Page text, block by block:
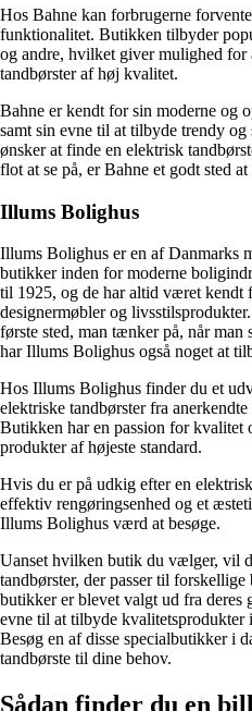
Hos Bahne kan forbrugerne
funktionalitet. Butikken tilbyder
og andre, hvilket giver mulighed
tandbørster af høj kvalitet.
Bahne er kendt for sin moderne og
samt sin evne til at tilbyde trendy
ønsker at finde en elektrisk
flot at se på, er Bahne et godt sted at
Illums Bolighus
Illums Bolighus er en af Danmarks
butikker inden for moderne
til 1925, og de har altid været kendt
designermøbler og
første sted, man tænker på, når man
har Illums Bolighus også noget at
Hos Illums Bolighus finder du et
elektriske tandbørster fra
Butikken har en passion for kvalitet
produkter af højeste standard.
Hvis du er på udkig efter en
effektiv rengøringsenhed og et
Illums Bolighus værd at besøge.
Uanset hvilken butik du vælger, vil
tandbørster, der passer til
butikker er blevet valgt ud fra deres
evne til at tilbyde kvalitetsprodukter
Besøg en af ​​disse specialbutikker i
tandbørste til dine behov.
Sådan finder du en